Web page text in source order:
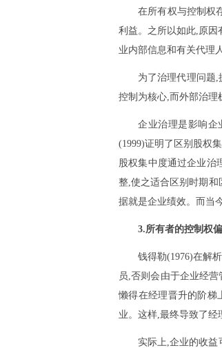
在所有权与控制权
利益。之所以如此,原因
业内部信息和有关代理
为了治理代理问题
控制为核心,而外部治理
企业治理是影响企
(1999)证明了区别股权
股权集中度通过企业治
整,使之适合区别时期和
据就是企业绩效。而当
3.所有者的控制权
钱得勒(1976)在解
员,否则会由于企业经
懒得在经理晋升的阶梯
业。这样,最终导致了经
实际上,企业的收益